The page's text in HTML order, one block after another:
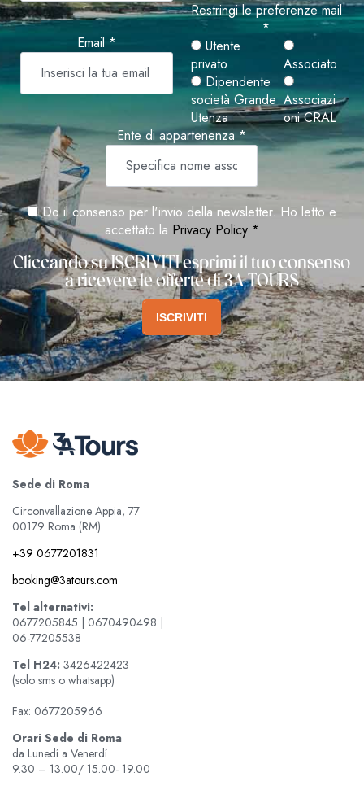
Email *
Restringi le preferenze mail
*
Utente
privato
Associato
Dipendente
società Grande
Utenza
Associazi
oni CRAL
Ente di appartenenza *
Do il consenso per l'invio della newsletter. Ho letto e
accettato la Privacy Policy *
Cliccando su ISCRIVITI esprimi il tuo consenso
a ricevere le offerte di 3A TOURS
ISCRIVITI
Sede di Roma
Circonvallazione Appia, 77
00179 Roma (RM)
+39 0677201831
booking@3atours.com
Tel alternativi:
0677205845 | 0670490498 |
06-77205538
Tel H24: 3426422423
(solo sms o whatsapp)
Fax: 0677205966
Orari Sede di Roma
da Lunedí a Venerdí
9.30 – 13.00/ 15.00- 19.00